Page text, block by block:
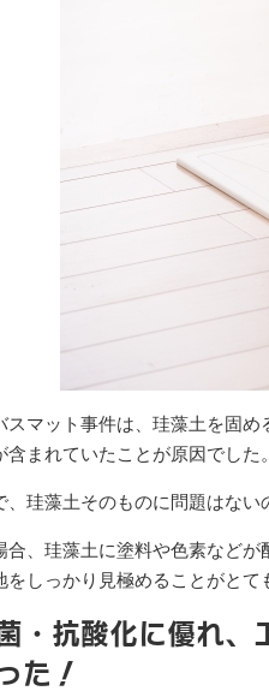
スマット事件は、珪藻土を固
含まれていたことが原因でした。
、珪藻土そのものに問題はない
合、珪藻土に塗料や色素など
をしっかり見極めることがとて
・抗酸化に優れ、
た！